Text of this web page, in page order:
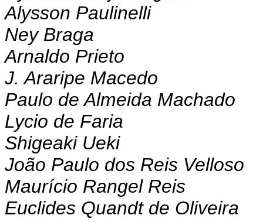
Alysson Paulinelli
Ney Braga
Arnaldo Prieto
J. Araripe Macedo
Paulo de Almeida Machado
Lycio de Faria
Shigeaki Ueki
João Paulo dos Reis Velloso
Maurício Rangel Reis
Euclides Quandt de Oliveira